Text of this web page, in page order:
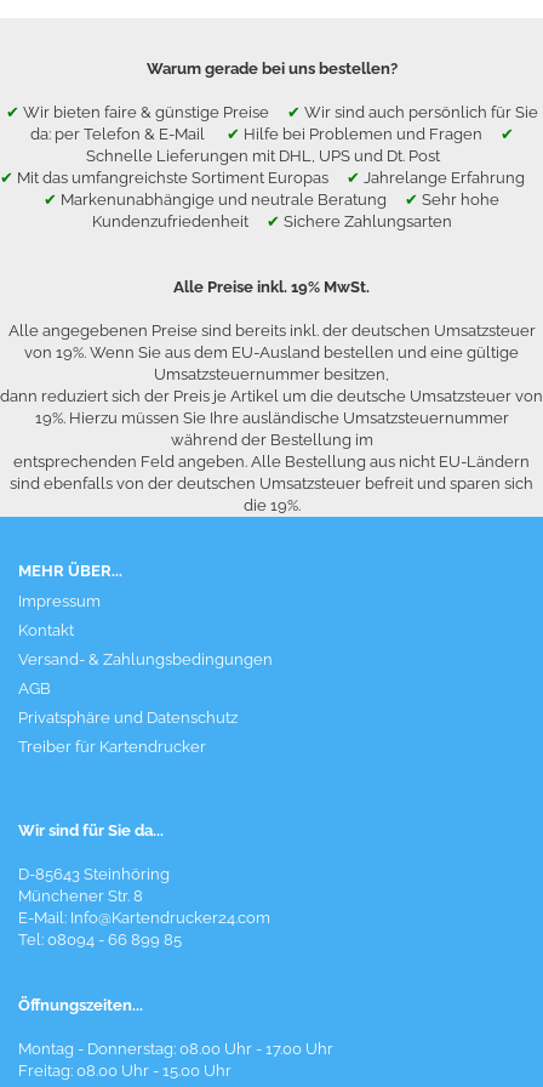
Warum gerade bei uns bestellen?
✔ Wir bieten faire & günstige Preise ✔ Wir sind auch persönlich für Sie
da: per Telefon & E-Mail ✔ Hilfe bei Problemen und Fragen ✔
Schnelle Lieferungen mit DHL, UPS und Dt. Post
✔ Mit das umfangreichste Sortiment Europas ✔ Jahrelange Erfahrung
✔ Markenunabhängige und neutrale Beratung ✔ Sehr hohe
Kundenzufriedenheit ✔ Sichere Zahlungsarten
Alle Preise inkl. 19% MwSt.
Alle angegebenen Preise sind bereits inkl. der deutschen Umsatzsteuer
von 19%. Wenn Sie aus dem EU-Ausland bestellen und eine gültige
Umsatzsteuernummer besitzen,
dann reduziert sich der Preis je Artikel um die deutsche Umsatzsteuer von
19%. Hierzu müssen Sie Ihre ausländische Umsatzsteuernummer
während der Bestellung im
entsprechenden Feld angeben. Alle Bestellung aus nicht EU-Ländern
sind ebenfalls von der deutschen Umsatzsteuer befreit und sparen sich
die 19%.
MEHR ÜBER...
Impressum
Kontakt
Versand- & Zahlungsbedingungen
AGB
Privatsphäre und Datenschutz
Treiber für Kartendrucker
Wir sind für Sie da...
D-85643 Steinhöring
Münchener Str. 8
E-Mail: Info@Kartendrucker24.com
Tel: 08094 - 66 899 85
Öffnungszeiten...
Montag - Donnerstag: 08.00 Uhr - 17.00 Uhr
Freitag: 08.00 Uhr - 15.00 Uhr